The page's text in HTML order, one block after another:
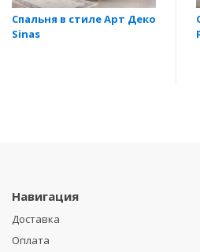
Спальня в стиле Арт Деко
Sinas
Навигация
Доставка
Оплата